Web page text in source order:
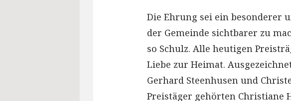
Die Ehrung sei ein besonderer
der Gemeinde sichtbarer zu
so Schulz. Alle heutigen
Liebe zur Heimat.
Gerhard Steenhusen und
Preistäger gehörten Christiane